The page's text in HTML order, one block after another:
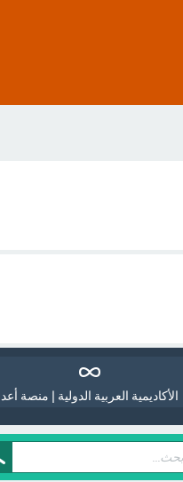
الأكاديمية العربية الدولية | منصة أعد